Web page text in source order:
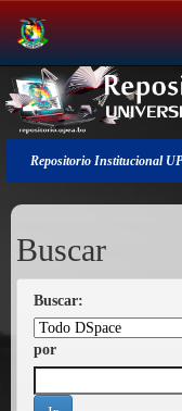
Salir
de
la
navegación
Repositorio Institucional
Buscar
Buscar:
por